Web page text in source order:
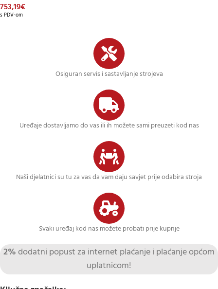
753,19€
s PDV-om
Osiguran servis i sastavljanje strojeva
Uređaje dostavljamo do vas ili ih možete sami preuzeti kod nas
Naši djelatnici su tu za vas da vam daju savjet prije odabira stroja
Svaki uređaj kod nas možete probati prije kupnje
2% dodatni popust za internet plaćanje i plaćanje općom
uplatnicom!